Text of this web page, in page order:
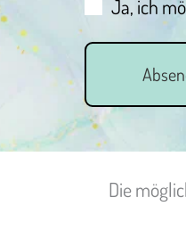
Ja, ich
Die